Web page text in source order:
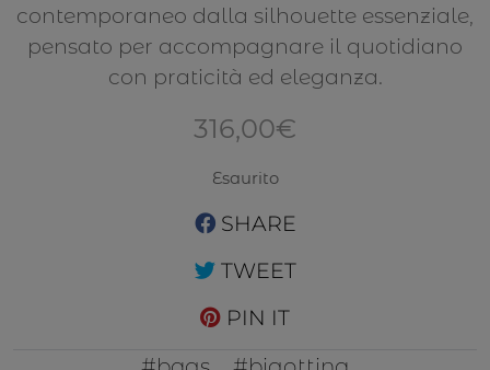
contemporaneo dalla silhouette essenziale,
pensato per accompagnare il quotidiano
con praticità ed eleganza.
316,00€
Esaurito
SHARE
TWEET
PIN IT